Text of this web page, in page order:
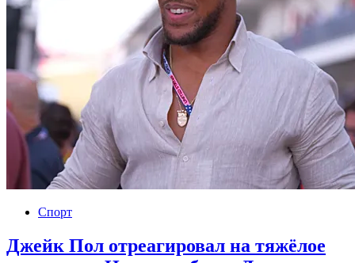
Спорт
Джейк Пол отреагировал на тяжёлое